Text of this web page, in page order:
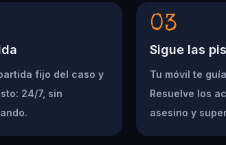
fijo del caso y
24/7, sin
03
Sigue las
Tu móvil te
Resuelve los
asesino y